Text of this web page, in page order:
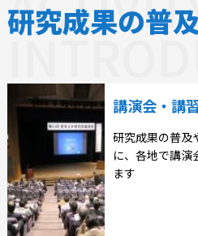
研究成果の普
講演会・講
研究成果の普及
に、各地で講演
ます